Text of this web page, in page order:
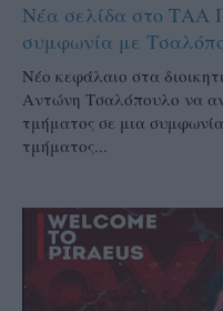
Νέα σελίδα στο ΤΑΑ
συμφωνία με
Νέο κεφάλαιο στα
Αντώνη Τσαλόπουλο να
τμήματος σε μια
τμήματος...